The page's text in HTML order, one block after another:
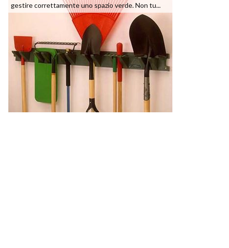
gestire correttamente uno spazio verde. Non tu...